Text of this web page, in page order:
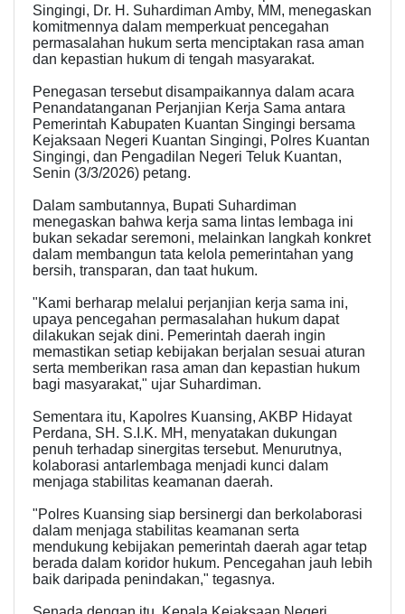
Singingi, Dr. H. Suhardiman Amby, MM, menegaskan
komitmennya dalam memperkuat pencegahan
permasalahan hukum serta menciptakan rasa aman
dan kepastian hukum di tengah masyarakat.
Penegasan tersebut disampaikannya dalam acara
Penandatanganan Perjanjian Kerja Sama antara
Pemerintah Kabupaten Kuantan Singingi bersama
Kejaksaan Negeri Kuantan Singingi, Polres Kuantan
Singingi, dan Pengadilan Negeri Teluk Kuantan,
Senin (3/3/2026) petang.
Dalam sambutannya, Bupati Suhardiman
menegaskan bahwa kerja sama lintas lembaga ini
bukan sekadar seremoni, melainkan langkah konkret
dalam membangun tata kelola pemerintahan yang
bersih, transparan, dan taat hukum.
"Kami berharap melalui perjanjian kerja sama ini,
upaya pencegahan permasalahan hukum dapat
dilakukan sejak dini. Pemerintah daerah ingin
memastikan setiap kebijakan berjalan sesuai aturan
serta memberikan rasa aman dan kepastian hukum
bagi masyarakat," ujar Suhardiman.
Sementara itu, Kapolres Kuansing, AKBP Hidayat
Perdana, SH. S.I.K. MH, menyatakan dukungan
penuh terhadap sinergitas tersebut. Menurutnya,
kolaborasi antarlembaga menjadi kunci dalam
menjaga stabilitas keamanan daerah.
"Polres Kuansing siap bersinergi dan berkolaborasi
dalam menjaga stabilitas keamanan serta
mendukung kebijakan pemerintah daerah agar tetap
berada dalam koridor hukum. Pencegahan jauh lebih
baik daripada penindakan," tegasnya.